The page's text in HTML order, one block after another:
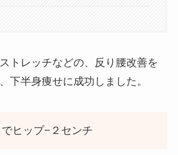
トレッチなどの、反り腰改善を
下半身痩せに成功しました。
でヒップ−２センチ